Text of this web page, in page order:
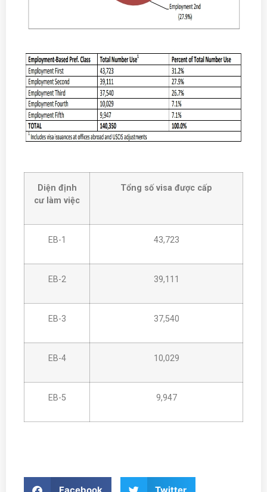
Diện định
cư làm việc
Tổng số visa được cấp
EB-1 43,723
EB-2 39,111
EB-3 37,540
EB-4 10,029
EB-5 9,947